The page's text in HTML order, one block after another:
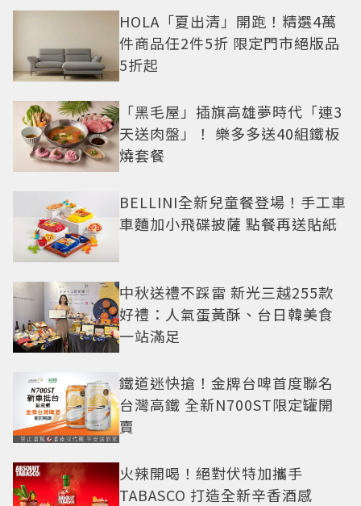
HOLA「夏出清」開跑！精選4萬
件商品任2件5折 限定門市絕版品
5折起
「黑毛屋」插旗高雄夢時代「連3
天送肉盤」！ 樂多多送40組鐵板
燒套餐
BELLINI全新兒童餐登場！手工車
車麵加小飛碟披薩 點餐再送貼紙
中秋送禮不踩雷 新光三越255款
好禮：人氣蛋黃酥、台日韓美食
一站滿足
鐵道迷快搶！金牌台啤首度聯名
台灣高鐵 全新N700ST限定罐開
賣
火辣開喝！絕對伏特加攜手
TABASCO 打造全新辛香酒感